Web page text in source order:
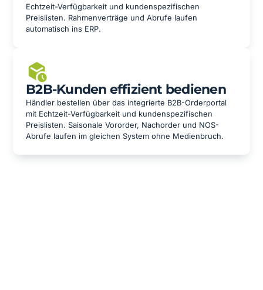
Echtzeit-Verfügbarkeit und kundenspezifischen
Preislisten. Rahmenverträge und Abrufe laufen
automatisch ins ERP.
B2B-Kunden effizient bedienen
Händler bestellen über das integrierte B2B-Orderportal
mit Echtzeit-Verfügbarkeit und kundenspezifischen
Preislisten. Saisonale Vororder, Nachorder und NOS-
Abrufe laufen im gleichen System ohne Medienbruch.